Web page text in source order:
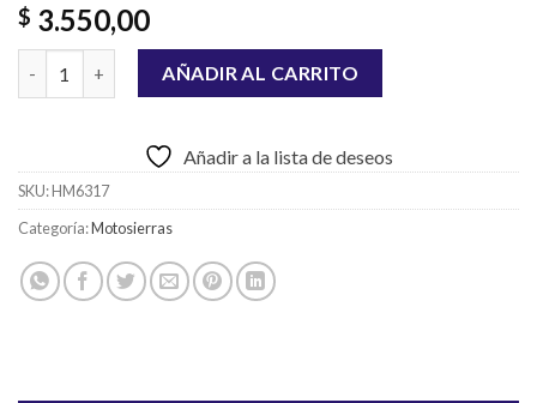
$ 3.550,00
MOTOSIERRA A NAFTA GDX 45 C.C VAINA 18" cantidad
AÑADIR AL CARRITO
Añadir a la lista de deseos
SKU:HM6317
Categoría:Motosierras